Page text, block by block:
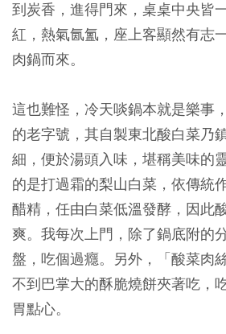
到炭香，進得門來，桌桌中央皆
紅，熱氣氤氳，座上客顯然有志
肉鍋而來。
這也難怪，冷天啖鍋本就是樂事
的老字號，其自製東北酸白菜乃
細，便於湯頭入味，堪稱美味的
的是打過霜的梨山白菜，依傳統
醋精，任由白菜低溫發酵，因此
爽。我每次上門，除了鍋底附的
盤，吃個過癮。另外，「酸菜肉
不到巴掌大的酥脆燒餅夾著吃，
胃點心。